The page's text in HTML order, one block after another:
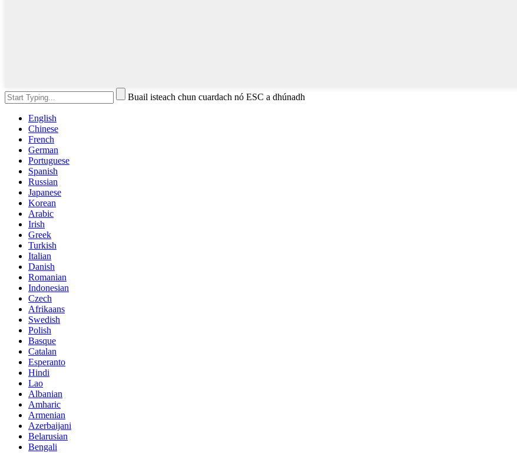
Buail isteach chun cuardach nó ESC a dhúnadh
English
Chinese
French
German
Portuguese
Spanish
Russian
Japanese
Korean
Arabic
Irish
Greek
Turkish
Italian
Danish
Romanian
Indonesian
Czech
Afrikaans
Swedish
Polish
Basque
Catalan
Esperanto
Hindi
Lao
Albanian
Amharic
Armenian
Azerbaijani
Belarusian
Bengali